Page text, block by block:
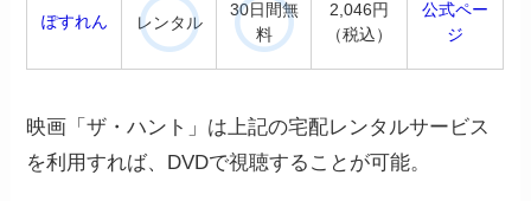
ぽすれん レンタル
30日間無
料
2,046円
（税込）
公式ペー
ジ
映画「ザ・ハント」は上記の宅配レンタルサービス
を利用すれば、DVDで視聴することが可能。